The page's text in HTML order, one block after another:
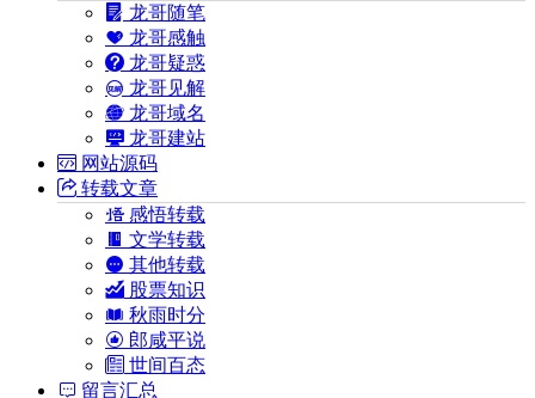
龙哥随笔
龙哥感触
龙哥疑惑
龙哥见解
龙哥域名
龙哥建站
网站源码
转载文章
感悟转载
文学转载
其他转载
股票知识
秋雨时分
郎咸平说
世间百态
留言汇总